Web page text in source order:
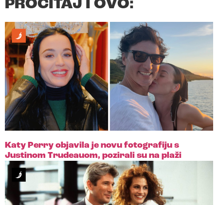
PROČITAJ I OVO:
Katy Perry objavila je novu fotografiju s
Justinom Trudeauom, pozirali su na plaži